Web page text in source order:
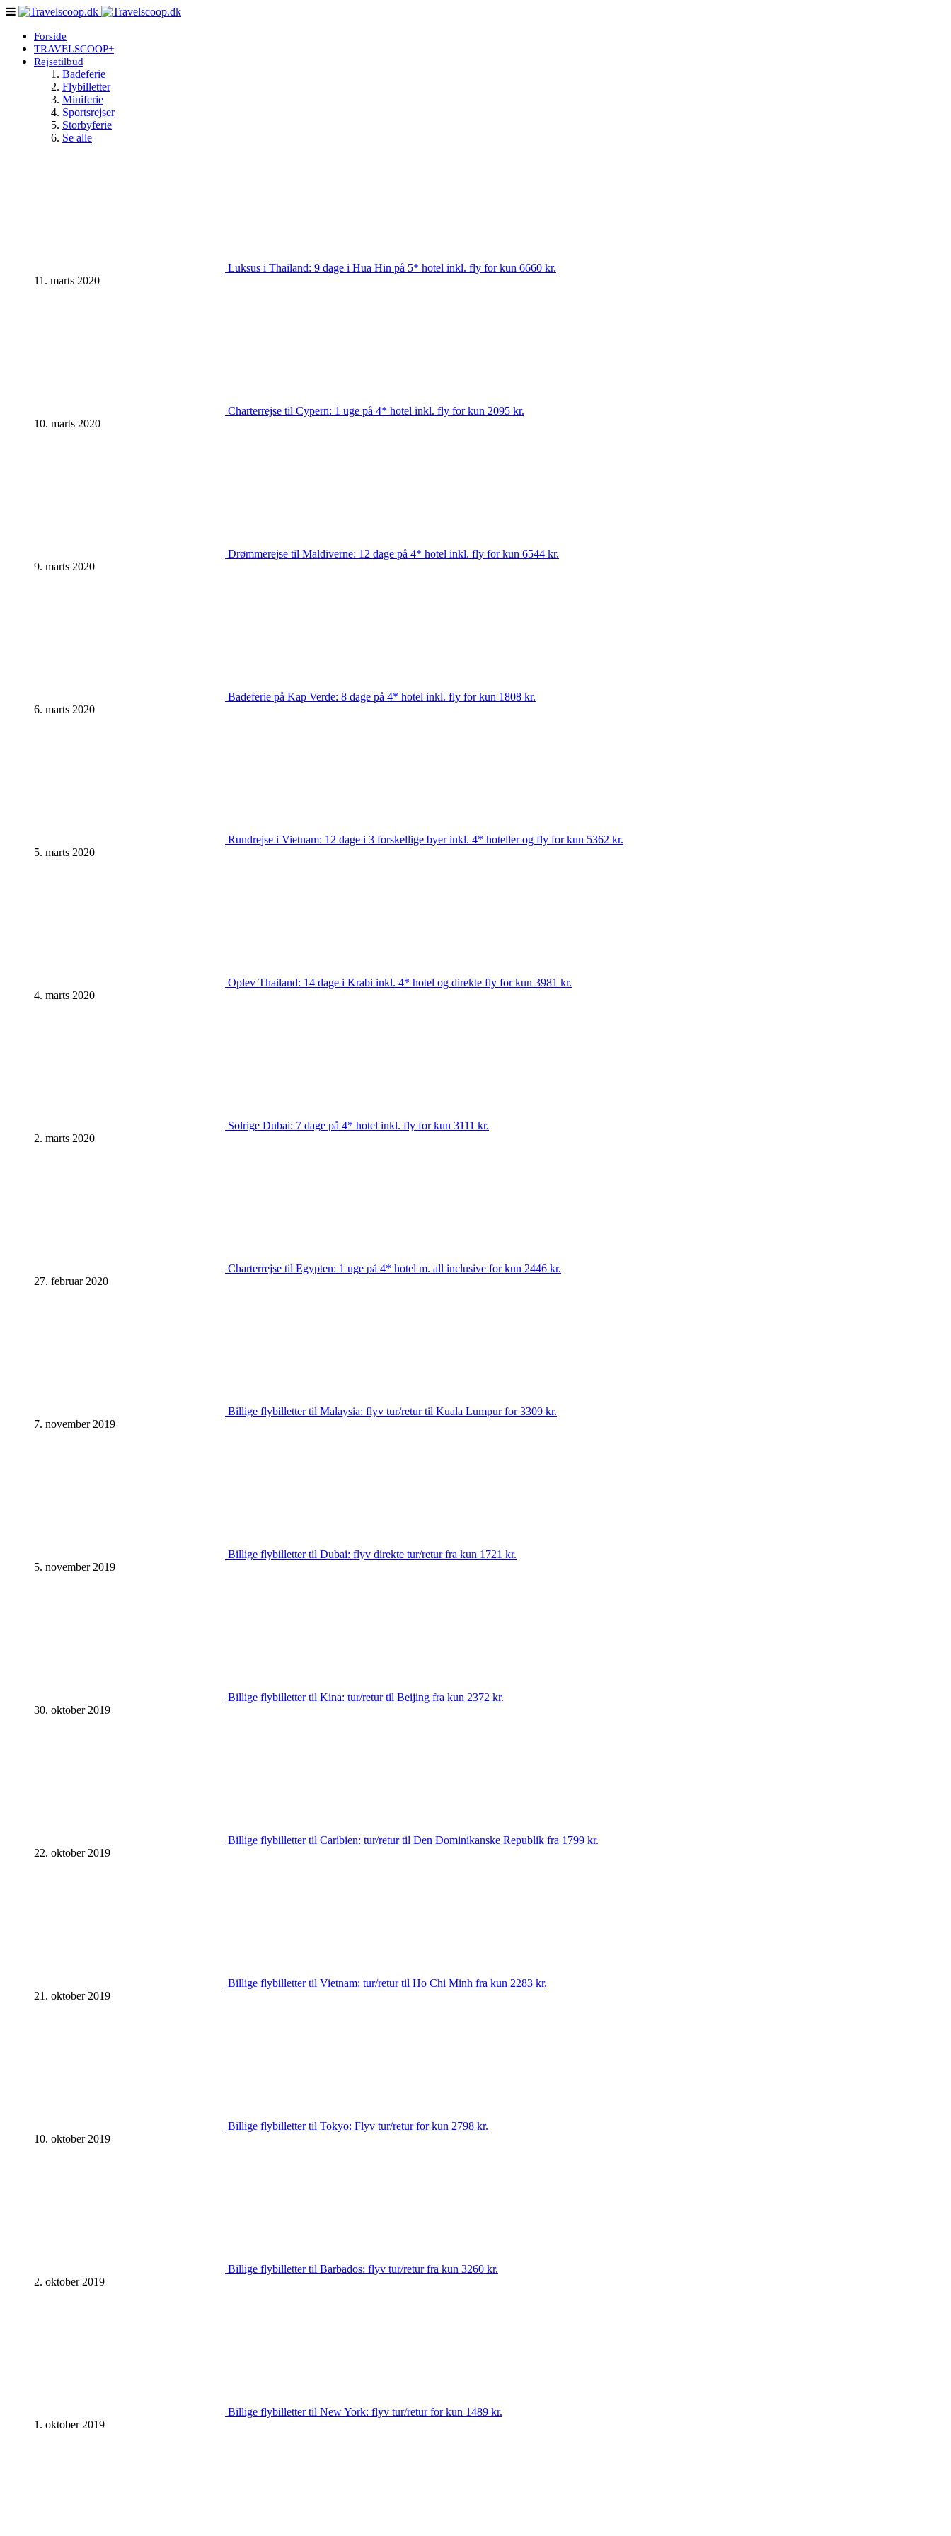
Forside
TRAVELSCOOP+
Rejsetilbud
Badeferie
Flybilletter
Miniferie
Sportsrejser
Storbyferie
Se alle
Luksus i Thailand: 9 dage i Hua Hin på 5* hotel inkl. fly for kun 6660 kr.
11. marts 2020
Charterrejse til Cypern: 1 uge på 4* hotel inkl. fly for kun 2095 kr.
10. marts 2020
Drømmerejse til Maldiverne: 12 dage på 4* hotel inkl. fly for kun 6544 kr.
9. marts 2020
Badeferie på Kap Verde: 8 dage på 4* hotel inkl. fly for kun 1808 kr.
6. marts 2020
Rundrejse i Vietnam: 12 dage i 3 forskellige byer inkl. 4* hoteller og fly for kun 5362 kr.
5. marts 2020
Oplev Thailand: 14 dage i Krabi inkl. 4* hotel og direkte fly for kun 3981 kr.
4. marts 2020
Solrige Dubai: 7 dage på 4* hotel inkl. fly for kun 3111 kr.
2. marts 2020
Charterrejse til Egypten: 1 uge på 4* hotel m. all inclusive for kun 2446 kr.
27. februar 2020
Billige flybilletter til Malaysia: flyv tur/retur til Kuala Lumpur for 3309 kr.
7. november 2019
Billige flybilletter til Dubai: flyv direkte tur/retur fra kun 1721 kr.
5. november 2019
Billige flybilletter til Kina: tur/retur til Beijing fra kun 2372 kr.
30. oktober 2019
Billige flybilletter til Caribien: tur/retur til Den Dominikanske Republik fra 1799 kr.
22. oktober 2019
Billige flybilletter til Vietnam: tur/retur til Ho Chi Minh fra kun 2283 kr.
21. oktober 2019
Billige flybilletter til Tokyo: Flyv tur/retur for kun 2798 kr.
10. oktober 2019
Billige flybilletter til Barbados: flyv tur/retur fra kun 3260 kr.
2. oktober 2019
Billige flybilletter til New York: flyv tur/retur for kun 1489 kr.
1. oktober 2019